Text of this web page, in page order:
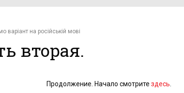
варіант на російській мові
вторая.
Продолжение. Начало смотрите здесь